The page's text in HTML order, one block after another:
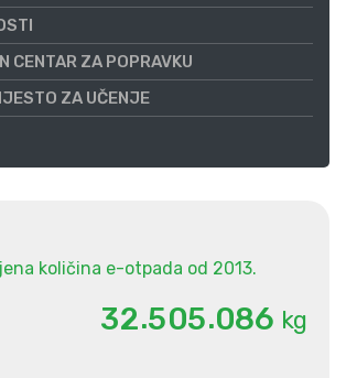
CENTAR ZA POPRAVKU
ZA UČENJE
količina e-otpada od 2013.
32.505.086 kg